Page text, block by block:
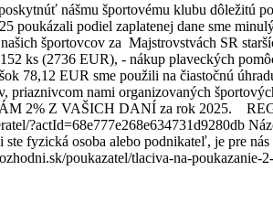
nášmu športovému klubu dôležitú
podiel zaplatenej dane sme
športovcov za Majstrovstvách SR
ks (2736 EUR), - nákup plaveckých
78,12 EUR sme použili na čiastočnú
nami organizovaných
2% Z VAŠICH DANÍ za rok 2025.
?actId=68e777e268e634731d9280db
fyzická osoba alebo podnikateľ, je pre
poukazatel/tlaciva-na-poukazanie-